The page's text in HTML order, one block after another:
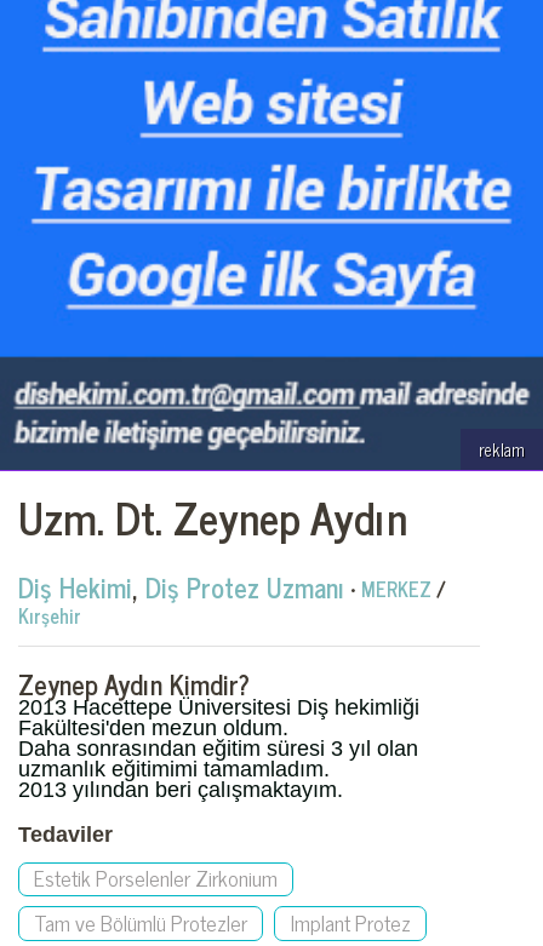
reklam
Uzm. Dt. Zeynep Aydın
Diş Hekimi, Diş Protez Uzmanı • MERKEZ/
Kırşehir
Zeynep Aydın Kimdir?
2013 Hacettepe Üniversitesi Diş hekimliği
Fakültesi'den mezun oldum.
Daha sonrasından eğitim süresi 3 yıl olan
uzmanlık eğitimimi tamamladım.
2013 yılından beri çalışmaktayım.
Tedaviler
Estetik Porselenler Zirkonium
Tam ve Bölümlü Protezler
Implant Protez